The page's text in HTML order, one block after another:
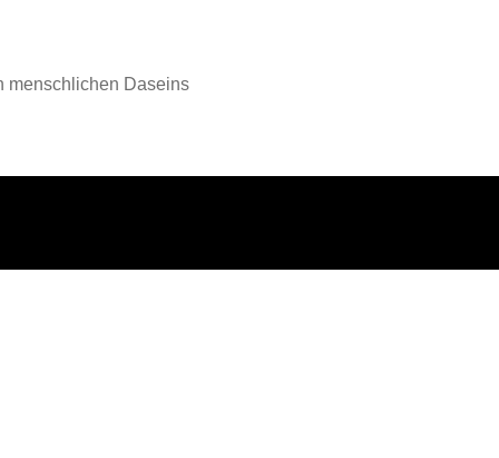
menschlichen Daseins